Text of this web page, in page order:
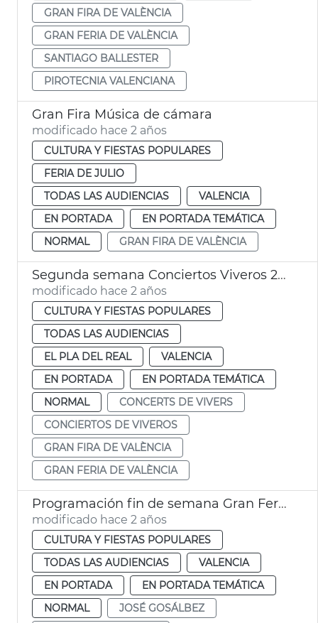
GRAN FIRA DE VALÈNCIA
GRAN FERIA DE VALÈNCIA
SANTIAGO BALLESTER
PIROTECNIA VALENCIANA
Gran Fira Música de cámara
modificado hace 2 años
CULTURA Y FIESTAS POPULARES
FERIA DE JULIO
TODAS LAS AUDIENCIAS
VALENCIA
EN PORTADA
EN PORTADA TEMÁTICA
NORMAL
GRAN FIRA DE VALÈNCIA
Segunda semana Conciertos Viveros 2024
modificado hace 2 años
CULTURA Y FIESTAS POPULARES
TODAS LAS AUDIENCIAS
EL PLA DEL REAL
VALENCIA
EN PORTADA
EN PORTADA TEMÁTICA
NORMAL
CONCERTS DE VIVERS
CONCIERTOS DE VIVEROS
GRAN FIRA DE VALÈNCIA
GRAN FERIA DE VALÈNCIA
Programación fin de semana Gran Feria de València
modificado hace 2 años
CULTURA Y FIESTAS POPULARES
TODAS LAS AUDIENCIAS
VALENCIA
EN PORTADA
EN PORTADA TEMÁTICA
NORMAL
JOSÉ GOSÁLBEZ